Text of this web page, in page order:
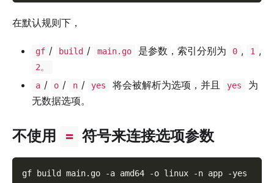
在默认规则下，
gf / build / main.go 是参数，索引分别为 0 , 1 ,
2。
a / o / n / yes 将会被解析为选项，并且 yes
为
无数据选项。
不使用 = 符号来连接选项参数
gf build main.go -a amd64 -o linux -n app -yes